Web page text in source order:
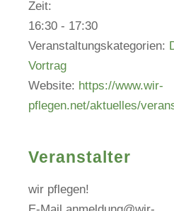
Zeit:
16:30 - 17:30
Veranstaltungskategorien:
Vortrag
Website: https://www.wir-
pflegen.net/aktuelles/
Veranstalter
wir pflegen!